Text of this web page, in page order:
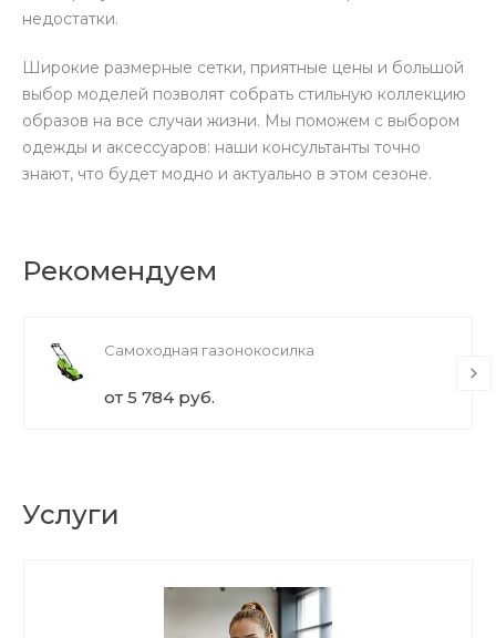
недостатки.
Широкие размерные сетки, приятные цены и большой
выбор моделей позволят собрать стильную коллекцию
образов на все случаи жизни. Мы поможем с выбором
одежды и аксессуаров: наши консультанты точно
знают, что будет модно и актуально в этом сезоне.
Рекомендуем
Самоходная газонокосилка
от 5 784 руб.
Услуги